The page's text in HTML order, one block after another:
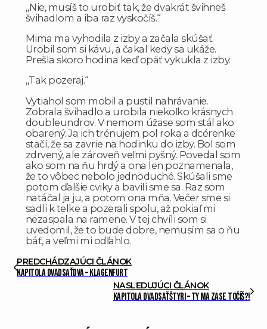
„Nie, musíš to urobiť tak, že dvakrát švihneš
švihadlom a iba raz vyskočíš.“
Mima ma vyhodila z izby a začala skúšať.
Urobil som si kávu, a čakal kedy sa ukáže.
Prešla skoro hodina keď opäť vykukla z izby.
„Tak pozeraj.“
Vytiahol som mobil a pustil nahrávanie.
Zobrala švihadlo a urobila niekoľko krásnych
doubleundrov. V nemom úžase som stál ako
obarený. Ja ich trénujem pol roka a dcérenke
stačí, že sa zavrie na hodinku do izby. Bol som
zdrvený, ale zároveň veľmi pyšný. Povedal som
ako som na ňu hrdý a ona len poznamenala,
že to vôbec nebolo jednoduché. Skúšali sme
potom ďalšie cviky a bavili sme sa. Raz som
natáčal ja ju, a potom ona mňa. Večer sme si
sadli k telke a pozerali spolu, až pokiaľ mi
nezaspala na ramene. V tej chvíli som si
uvedomil, že to bude dobre, nemusím sa o ňu
báť, a veľmi mi odľahlo.
PREDCHÁDZAJÚCI ČLÁNOK
Kapitola dvadsaťdva – Klagenfurt
NASLEDUJÚCI ČLÁNOK
Kapitola dvadsaťštyri – Ty ma zase točíš?!